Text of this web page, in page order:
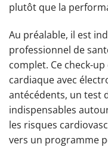
plutôt que la
Au préalable, il est
professionnel de
complet. Ce check-
cardiaque avec
antécédents, un test
indispensables
les risques
vers un programme